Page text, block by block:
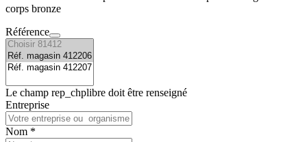
corps bronze
Référence
Le champ rep_chplibre doit être renseigné
Entreprise
Nom *